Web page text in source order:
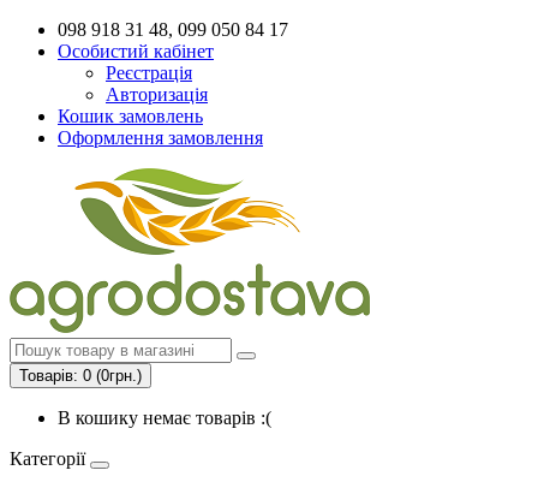
098 918 31 48, 099 050 84 17
Особистий кабінет
Реєстрація
Авторизація
Кошик замовлень
Оформлення замовлення
Товарів: 0 (0грн.)
В кошику немає товарів :(
Категорії